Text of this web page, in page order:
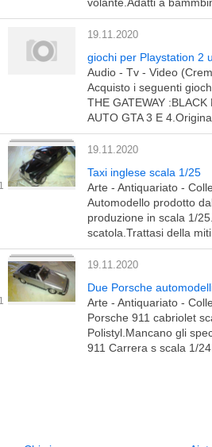
19.11.2020
giochi per Playstation 2
Audio - Tv - Video
Acquisto i seguenti
THE GATEWAY
AUTO GTA 3 E
19.11.2020
Taxi inglese scala 1/25
Arte - Antiquariato -
Automodello prodotto
produzione in scala 1/
scatola.Trattasi della
19.11.2020
Due Porsche
Arte - Antiquariato -
Porsche 911 cabriolet
Polistyl.Mancano gli
911 Carrera s scala 1/24